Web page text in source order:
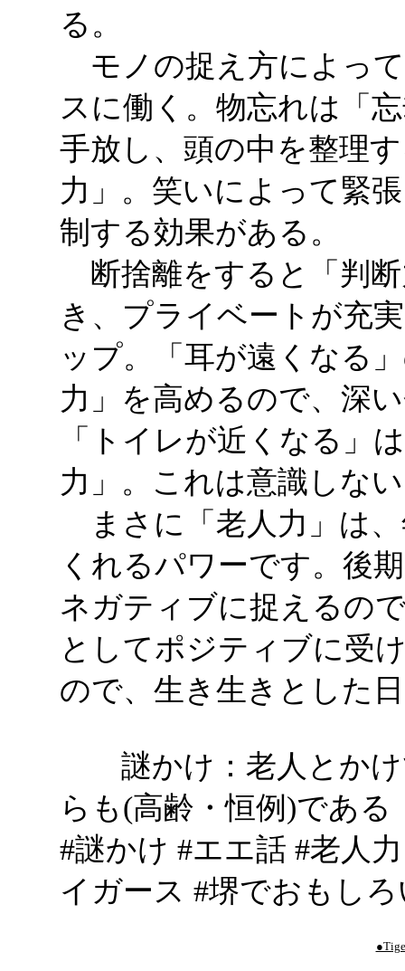
る。
モノの捉え方によっ
スに働く。物忘れは「
手放し、頭の中を整理
力」。笑いによって緊
制する効果がある。
断捨離をすると「判
き、プライベートが充
ップ。「耳が遠くなる
力」を高めるので、深
「トイレが近くなる」
力」。これは意識しな
まさに「老人力」は
くれるパワーです。後
ネガティブに捉えるの
としてポジティブに受
ので、生き生きとした
謎かけ：老人とかけ
らも(高齢・恒例)である
#謎かけ #エエ話 #老人
イガース #堺でおもし